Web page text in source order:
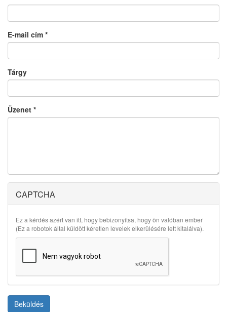
E-mail cím *
Tárgy
Üzenet *
CAPTCHA
Ez a kérdés azért van itt, hogy bebizonyítsa, hogy ön valóban ember
(Ez a robotok által küldött kéretlen levelek elkerülésére lett kitalálva).
Beküldés